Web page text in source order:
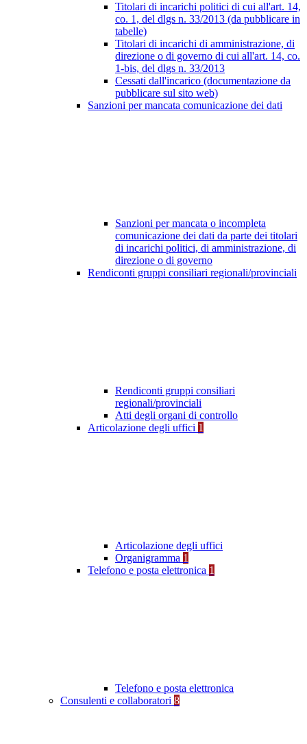
Titolari di incarichi politici di cui all'art. 14,
co. 1, del dlgs n. 33/2013 (da pubblicare in
tabelle)
Titolari di incarichi di amministrazione, di
direzione o di governo di cui all'art. 14, co.
1-bis, del dlgs n. 33/2013
Cessati dall'incarico (documentazione da
pubblicare sul sito web)
Sanzioni per mancata comunicazione dei dati
Sanzioni per mancata o incompleta
comunicazione dei dati da parte dei titolari
di incarichi politici, di amministrazione, di
direzione o di governo
Rendiconti gruppi consiliari regionali/provinciali
Rendiconti gruppi consiliari
regionali/provinciali
Atti degli organi di controllo
Articolazione degli uffici 1
Articolazione degli uffici
Organigramma 1
Telefono e posta elettronica 1
Telefono e posta elettronica
Consulenti e collaboratori 8